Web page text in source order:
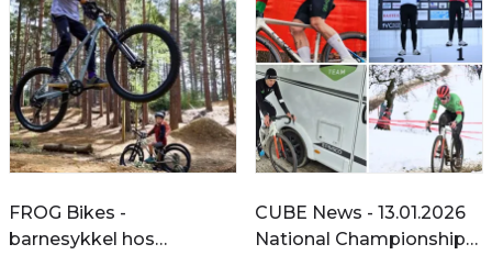
FROG Bikes -
barnesykkel hos
CUBE News - 13.01.2026
National Championships